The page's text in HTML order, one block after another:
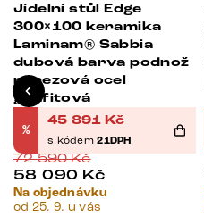
Jídelní stůl Edge
300×100 keramika
Laminam® Sabbia
dubová barva podnož
nerezová ocel
grafitová
%
45 891 Kč
s kódem21DPH
72 590Kč
58 090 Kč
Na objednávku
od 25. 9. u vás